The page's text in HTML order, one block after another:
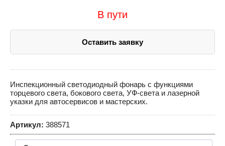
В пути
Оставить заявку
Инспекционный светодиодный фонарь с функциями
торцевого света, бокового света, УФ-света и лазерной
указки для автосервисов и мастерских.
Артикул: 388571